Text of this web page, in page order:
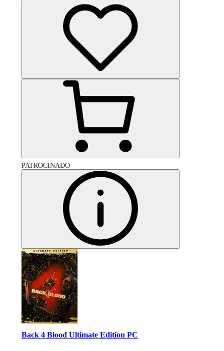
PATROCINADO
Back 4 Blood Ultimate Edition PC